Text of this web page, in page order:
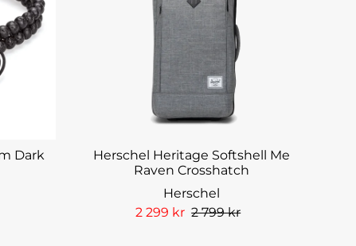
Dark
Herschel Heritage Softshell Me
Raven Crosshatch
Herschel
2 299 kr 2 799 kr